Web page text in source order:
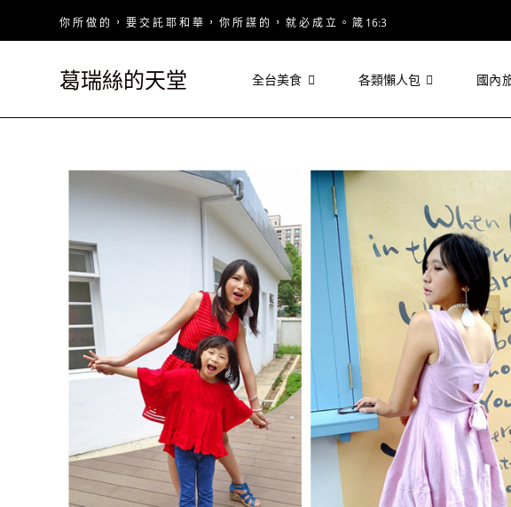
你 所 做 的 ， 要 交 託 耶 和 華 ， 你 所 謀 的 ， 就 必 成 立 。 箴 16:3
葛瑞絲的天堂 全台美食 各類懶人包 國內